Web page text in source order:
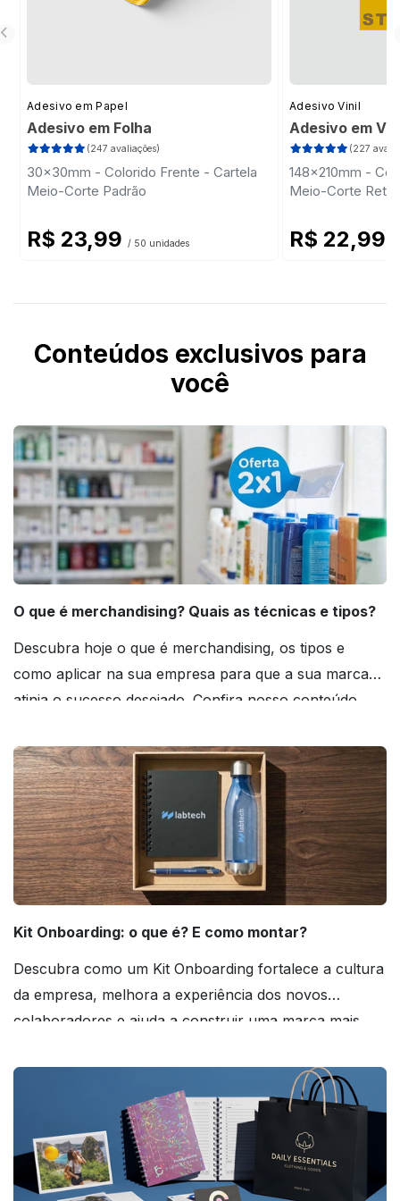
Adesivo em Papel
Adesivo em Folha
(247 avaliações)
30x30mm - Colorido Frente - Cartela
Meio-Corte Padrão
R$ 23,99 / 50 unidades
Adesivo Vinil
Adesivo em
(227
148x210mm -
Meio-Corte
R$ 22,99
Conteúdos exclusivos para
você
O que é merchandising? Quais as técnicas e tipos?
Descubra hoje o que é merchandising, os tipos e
como aplicar na sua empresa para que a sua marca
atinja o sucesso desejado. Confira nosso conteúdo
Kit Onboarding: o que é? E como montar?
Descubra como um Kit Onboarding fortalece a cultura
da empresa, melhora a experiência dos novos
colaboradores e ajuda a construir uma marca mais